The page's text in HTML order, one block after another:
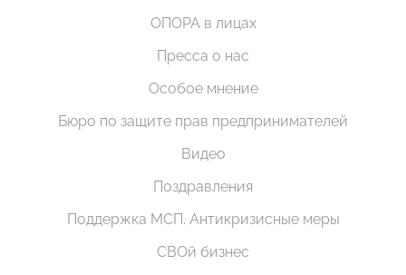
ОПОРА в лицах
Пресса о нас
Особое мнение
Бюро по защите прав предпринимателей
Видео
Поздравления
Поддержка МСП. Антикризисные меры
СВОй бизнес